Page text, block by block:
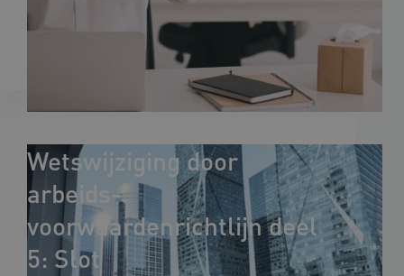
Wetswijziging door
arbeids­
voorwaardenrichtlijn deel
5: Slot